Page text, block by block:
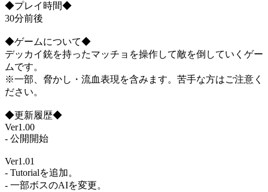
◆プレイ時間◆
30分前後
◆ゲームについて◆
デッカイ銃を持ったマッチョを操作して敵を倒していくゲー
ムです。
※一部、脅かし・流血表現を含みます。苦手な方はご注意く
ださい。
◆更新履歴◆
Ver1.00
- 公開開始
Ver1.01
- Tutorialを追加。
- 一部ボスのAIを変更。